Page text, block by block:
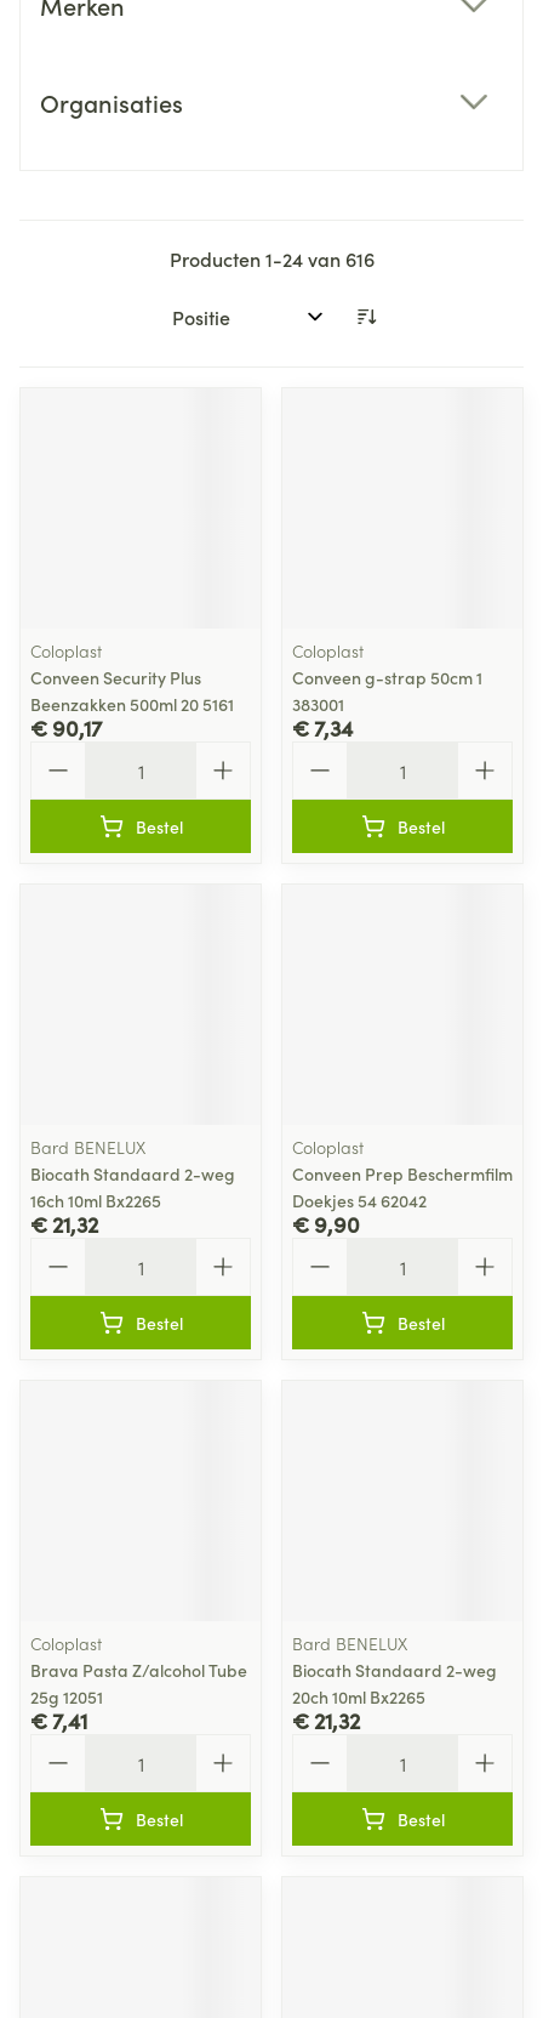
Organisaties
Producten1-24van 616
Sorteer op:
Coloplast
Conveen Security Plus
Beenzakken 500ml 20 5161
€ 90,17
Bestel
Coloplast
Conveen g-strap 50cm 1
383001
€ 7,34
Bestel
Bard BENELUX
Biocath Standaard 2-weg
16ch 10ml Bx2265
€ 21,32
Bestel
Coloplast
Conveen Prep Beschermfilm
Doekjes 54 62042
€ 9,90
Bestel
Coloplast
Brava Pasta Z/alcohol Tube
25g 12051
€ 7,41
Bestel
Bard BENELUX
Biocath Standaard 2-weg
20ch 10ml Bx2265
€ 21,32
Bestel